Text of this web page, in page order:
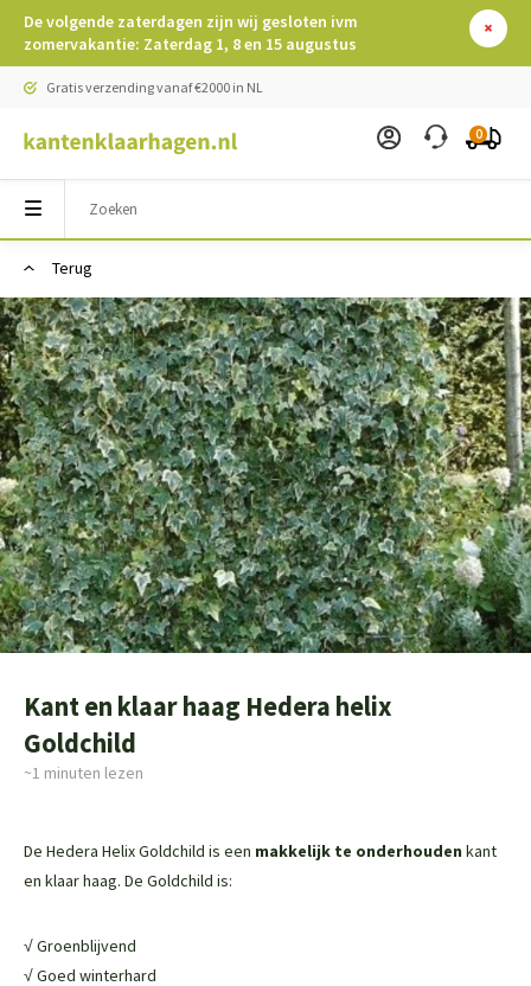
De volgende zaterdagen zijn wij gesloten ivm
zomervakantie: Zaterdag 1, 8 en 15 augustus
Gratis verzending vanaf €2000 in NL
0
Terug
Kant en klaar haag Hedera helix
Goldchild
~1 minuten lezen
De Hedera Helix Goldchild is een makkelijk te onderhouden kant
en klaar haag. De Goldchild is:
√ Groenblijvend
√ Goed winterhard